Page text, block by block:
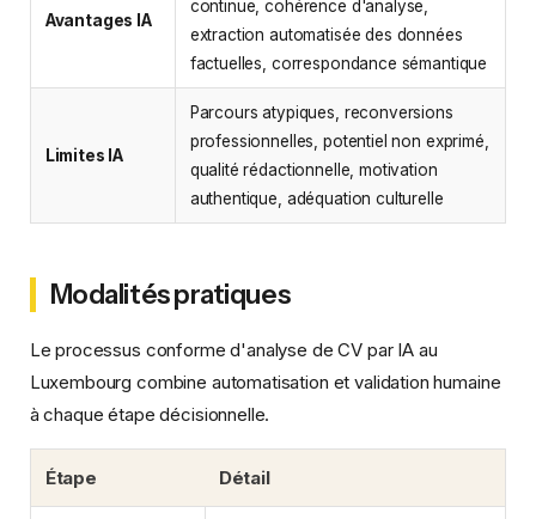
Avantages IA
continue, cohérence d'analyse,
extraction automatisée des données
factuelles, correspondance sémantique
Limites IA
Parcours atypiques, reconversions
professionnelles, potentiel non exprimé,
qualité rédactionnelle, motivation
authentique, adéquation culturelle
Modalités pratiques
Le processus conforme d'analyse de CV par IA au
Luxembourg combine automatisation et validation humaine
à chaque étape décisionnelle.
Étape Détail